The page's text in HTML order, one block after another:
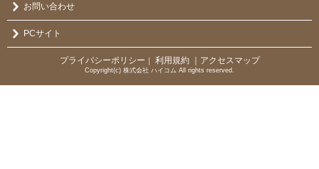
お問い合わせ
PCサイト
プライバシーポリシー ｜ 利用規約 ｜アクセスマップ
Copyright(c) 株式会社 ハイコム All rights reserved.